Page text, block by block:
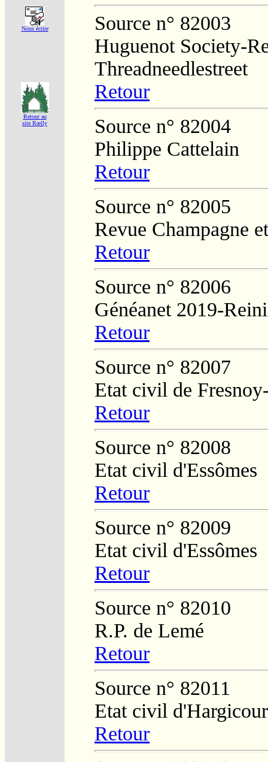
Nous écrire
Retour au
site Rœlly
Source n° 82003
Huguenot Society-
Threadneedlestreet
Retour
Source n° 82004
Philippe Cattelain
Retour
Source n° 82005
Revue Champagne
Retour
Source n° 82006
Généanet 2019-
Retour
Source n° 82007
Etat civil de
Retour
Source n° 82008
Etat civil d'Essômes
Retour
Source n° 82009
Etat civil d'Essômes
Retour
Source n° 82010
R.P. de Lemé
Retour
Source n° 82011
Etat civil
Retour